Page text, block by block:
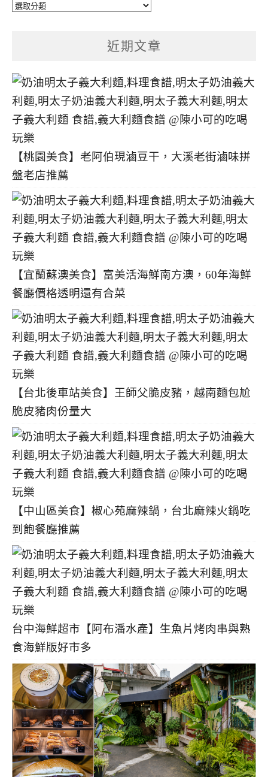
文
近期文章
【桃園美食】老阿伯現滷豆干，大溪老街滷味拼
盤老店推薦
【宜蘭蘇澳美食】富美活海鮮南方澳，60年海鮮
餐廳價格透明還有合菜
【台北後車站美食】王師父脆皮豬，越南麵包尬
脆皮豬肉份量大
【中山區美食】椒心苑麻辣鍋，台北麻辣火鍋吃
到飽餐廳推薦
台中海鮮超市【阿布潘水產】生魚片烤肉串與熟
食海鮮版好市多